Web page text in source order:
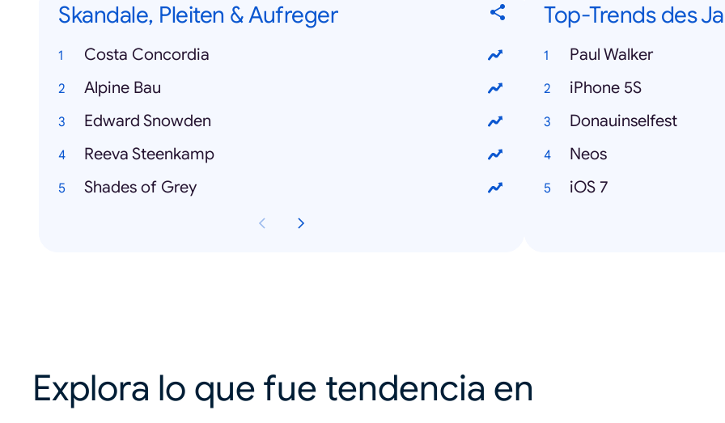
Skandale, Pleiten & Aufreger
Costa Concordia
Alpine Bau
Edward Snowden
Reeva Steenkamp
Shades of Grey
Top-Trends des
Paul Walker
iPhone 5S
Donauinselfest
Neos
iOS 7
Explora lo que fue tendencia en